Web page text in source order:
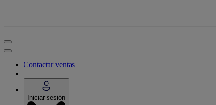
Contactar ventas
Iniciar sesión